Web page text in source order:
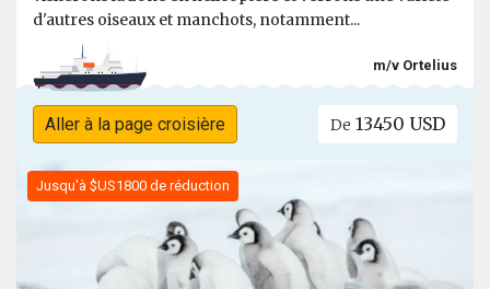
d'autres oiseaux et manchots, notamment...
m/v Ortelius
Aller à la page croisière De 13450 USD
Jusqu'à $US1800 de réduction